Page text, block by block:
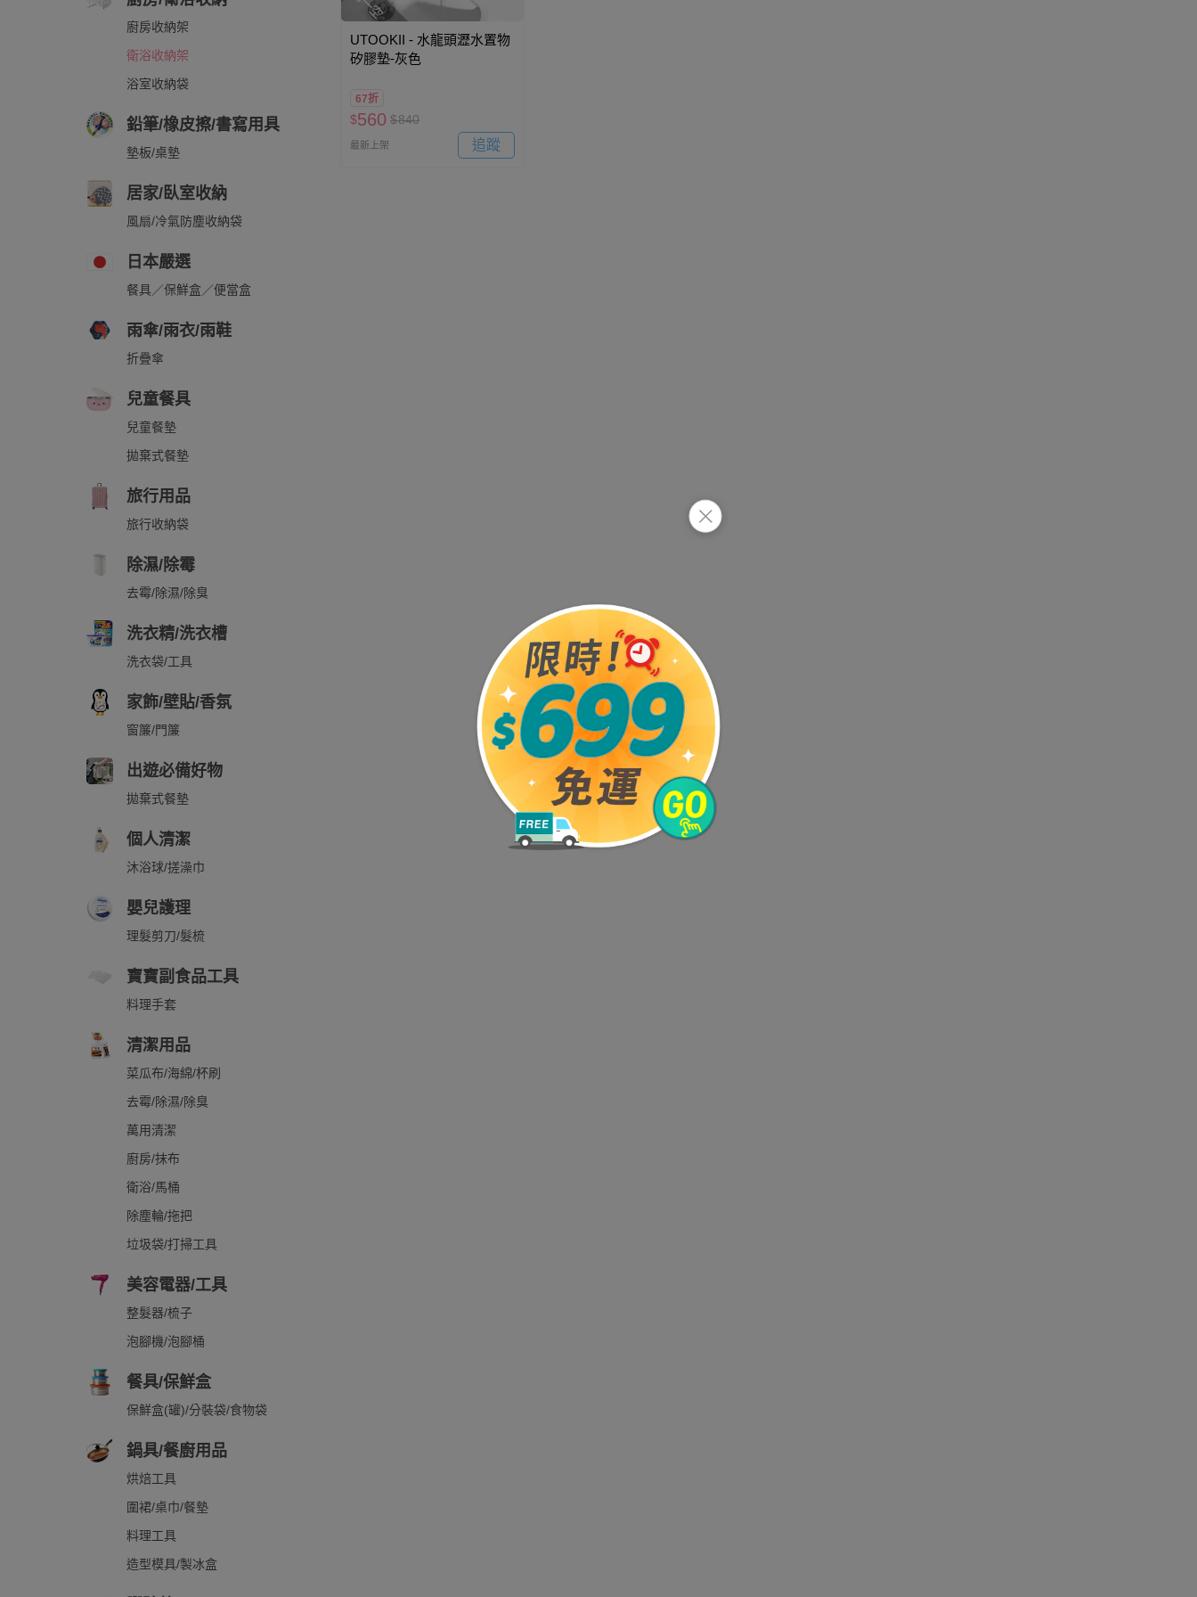
廚房收納架
衛浴收納架
浴室收納袋
鉛筆/橡皮擦/書寫用具
墊板/桌墊
居家/臥室收納
風扇/冷氣防塵收納袋
日本嚴選
餐具／保鮮盒／便當盒
雨傘/雨衣/雨鞋
折疊傘
兒童餐具
兒童餐墊
拋棄式餐墊
旅行用品
旅行收納袋
除濕/除霉
去霉/除濕/除臭
洗衣精/洗衣槽
洗衣袋/工具
家飾/壁貼/香氛
窗簾/門簾
出遊必備好物
拋棄式餐墊
個人清潔
沐浴球/搓澡巾
嬰兒護理
理髮剪刀/髮梳
寶寶副食品工具
料理手套
清潔用品
菜瓜布/海綿/杯刷
去霉/除濕/除臭
萬用清潔
廚房/抹布
衛浴/馬桶
除塵輪/拖把
垃圾袋/打掃工具
美容電器/工具
整髮器/梳子
泡腳機/泡腳桶
餐具/保鮮盒
保鮮盒(罐)/分裝袋/食物袋
鍋具/餐廚用品
烘焙工具
圍裙/桌巾/餐墊
料理工具
造型模具/製冰盒
UTOOKII - 水龍頭瀝水置物
矽膠墊-灰色
67折
$560 $840
最新上架 追蹤